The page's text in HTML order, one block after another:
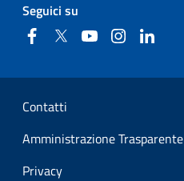
Seguici su
FacebookTwitter YouTubeInstagram
Sezione Link Utili
Contatti
Amministrazione Trasparente
Privacy